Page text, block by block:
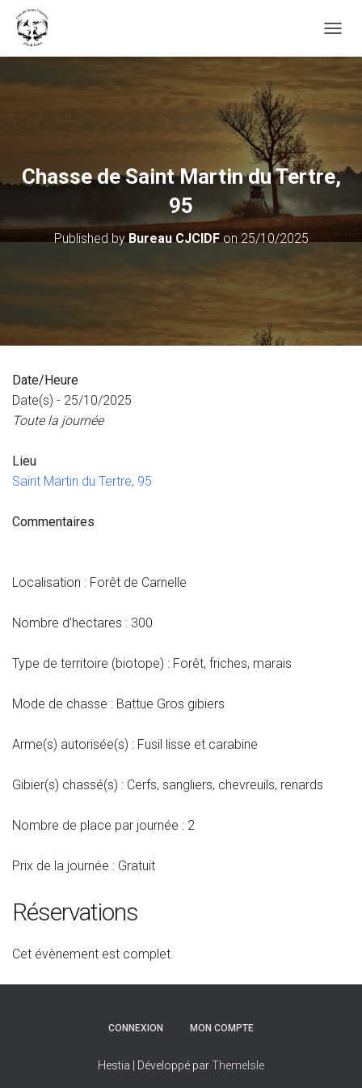
Chasse de Saint Martin du Tertre,
95
Published byBureau CJCIDFon25/10/2025
Date/Heure
Date(s) - 25/10/2025
Toute la journée
Lieu
Saint Martin du Tertre, 95
Commentaires
Localisation : Forêt de Carnelle
Nombre d’hectares : 300
Type de territoire (biotope) : Forêt, friches, marais
Mode de chasse : Battue Gros gibiers
Arme(s) autorisée(s) : Fusil lisse et carabine
Gibier(s) chassé(s) : Cerfs, sangliers, chevreuils, renards
Nombre de place par journée : 2
Prix de la journée : Gratuit
Réservations
Cet évènement est complet.
CONNEXION MON COMPTE
Hestia | Développé parThemeIsle